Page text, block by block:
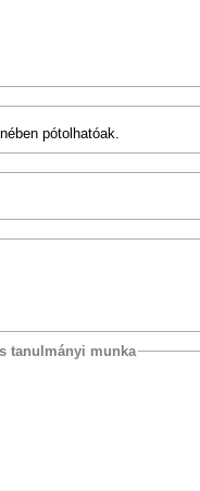
pótolhatóak.
tanulmányi munka